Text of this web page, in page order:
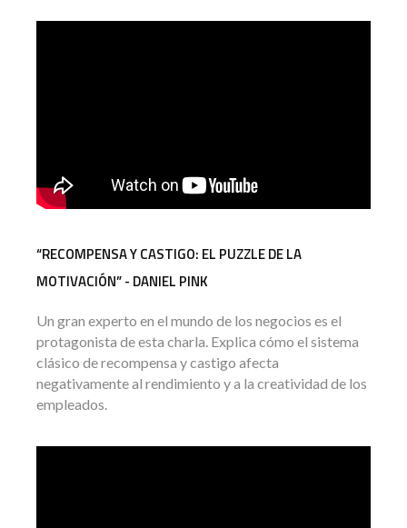
“RECOMPENSA Y CASTIGO: EL PUZZLE DE LA
MOTIVACIÓN” - DANIEL PINK
Un gran experto en el mundo de los negocios es el
protagonista de esta charla. Explica cómo el sistema
clásico de recompensa y castigo afecta
negativamente al rendimiento y a la creatividad de los
empleados.